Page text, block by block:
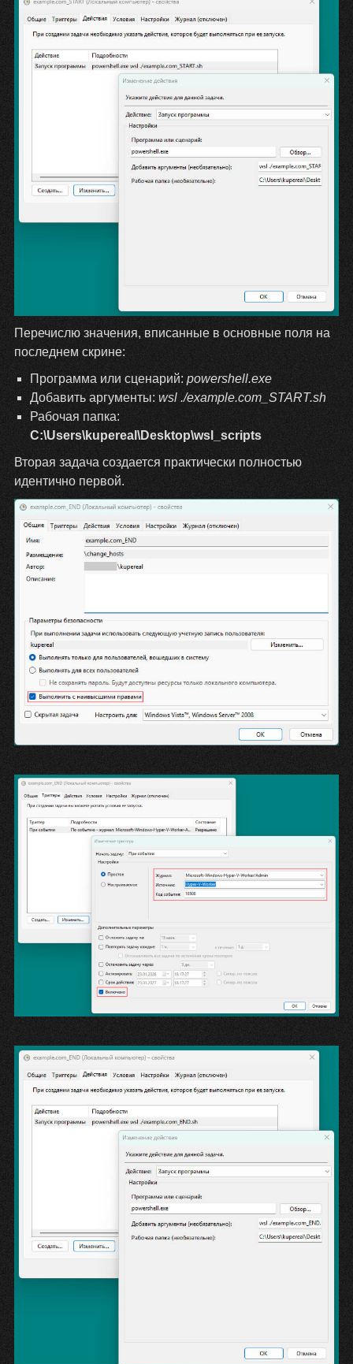
Перечислю значения, вписанные в основные поля на
последнем скрине:
Программа или сценарий: powershell.exe
Добавить аргументы: wsl ./example.com_START.sh
Рабочая папка:
C:\Users\kupereal\Desktop\wsl_scripts
Вторая задача создается практически полностью
идентично первой.